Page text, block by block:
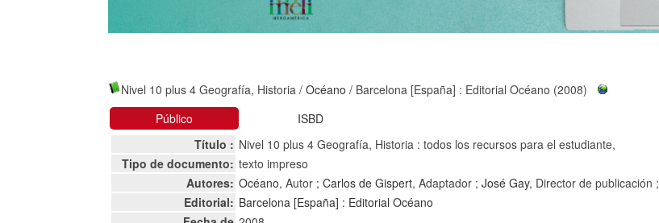
Nivel 10 plus 4 Geografía, Historia /Océano / Barcelona [España] : Editorial Océano (2008)
Público
ISBD
Título : Nivel 10 plus 4 Geografía, Historia : todos los recursos para el estudiante,
Tipo de documento: texto impreso
Autores: Océano, Autor ;Carlos de Gispert, Adaptador ;José Gay, Director de publicación ;
Editorial: Barcelona [España] : Editorial Océano